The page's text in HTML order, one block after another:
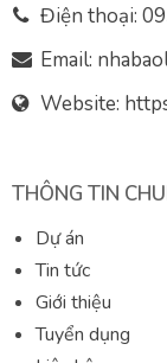
Điện thoại:
Email:
Website:
THÔNG TIN
Dự án
Tin tức
Giới thiệu
Tuyển dụng